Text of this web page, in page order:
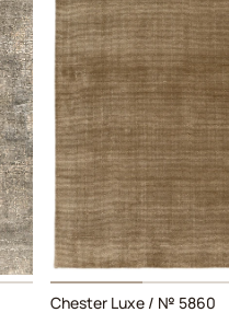
Chester Luxe / № 5860